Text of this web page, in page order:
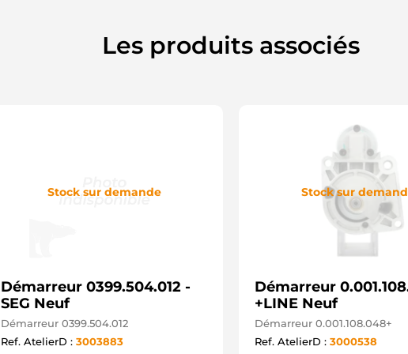
Les produits associés
Stock sur demande
Démarreur 0399.504.012 -
SEG Neuf
Démarreur 0399.504.012
Ref. AtelierD : 3003883
Stock sur
Démarreur
+LINE Neuf
Démarreur 0.001.108.048+
Ref. AtelierD : 3000538